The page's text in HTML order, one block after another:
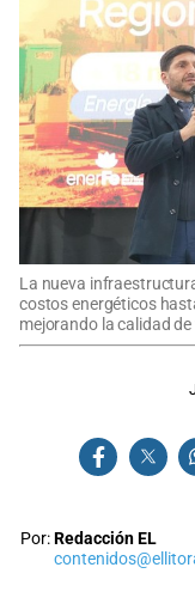
La nueva
costos energéticos
mejorando la calidad de
Por:Redacción EL